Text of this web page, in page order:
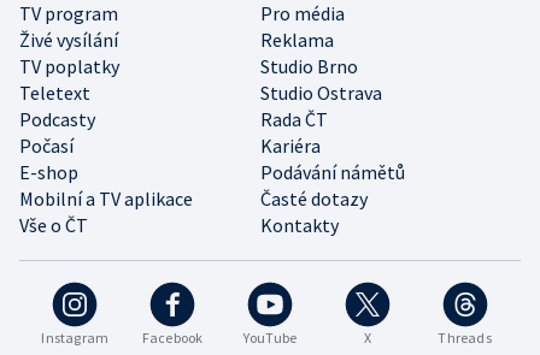
Instagram Facebook YouTube X Threads
TV program
Pro média
Živé vysílání
Reklama
TV poplatky
Studio Brno
Teletext
Studio Ostrava
Podcasty
Rada ČT
Počasí
Kariéra
E-shop
Podávání námětů
Mobilní a TV aplikace
Časté dotazy
Vše o ČT
Kontakty